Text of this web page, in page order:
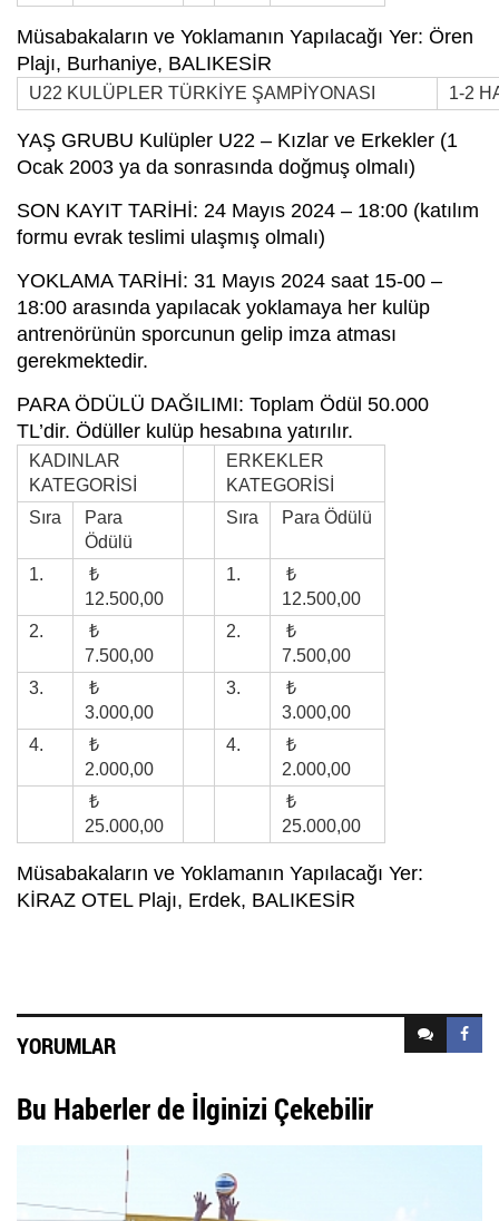
Müsabakaların ve Yoklamanın Yapılacağı Yer: Ören
Plajı, Burhaniye, BALIKESİR
U22 KULÜPLER TÜRKİYE ŞAMPİYONASI 1-2
YAŞ GRUBU Kulüpler U22 – Kızlar ve Erkekler (1
Ocak 2003 ya da sonrasında doğmuş olmalı)
SON KAYIT TARİHİ: 24 Mayıs 2024 – 18:00 (katılım
formu evrak teslimi ulaşmış olmalı)
YOKLAMA TARİHİ: 31 Mayıs 2024 saat 15-00 –
18:00 arasında yapılacak yoklamaya her kulüp
antrenörünün sporcunun gelip imza atması
gerekmektedir.
PARA ÖDÜLÜ DAĞILIMI: Toplam Ödül 50.000
TL’dir. Ödüller kulüp hesabına yatırılır.
KADINLAR
KATEGORİSİ
ERKEKLER
KATEGORİSİ
Sıra
Para
Ödülü
Sıra Para Ödülü
1.
₺
12.500,00
1.
₺
12.500,00
2.
₺
7.500,00
2.
₺
7.500,00
3.
₺
3.000,00
3.
₺
3.000,00
4.
₺
2.000,00
4.
₺
2.000,00
₺
25.000,00
₺
25.000,00
Müsabakaların ve Yoklamanın Yapılacağı Yer:
KİRAZ OTEL Plajı, Erdek, BALIKESİR
YORUMLAR
Bu Haberler de İlginizi Çekebilir